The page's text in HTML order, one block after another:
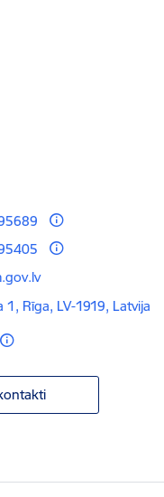
1, Rīga, LV-1919, Latvija